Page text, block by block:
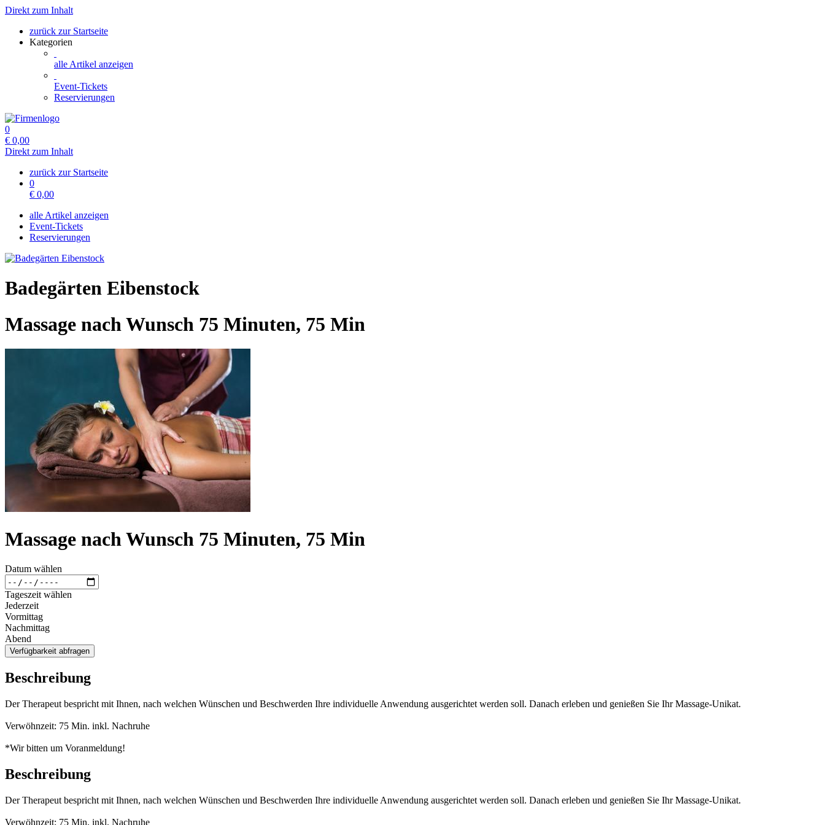
Direkt zum Inhalt
zurück zur Startseite
Kategorien
alle Artikel anzeigen
Event-Tickets
Reservierungen
0
€ 0,00
Direkt zum Inhalt
zurück zur Startseite
0
€ 0,00
alle Artikel anzeigen
Event-Tickets
Reservierungen
Badegärten Eibenstock
Massage nach Wunsch 75 Minuten, 75 Min
Massage nach Wunsch 75 Minuten, 75 Min
Datum wählen
Tageszeit wählen
Jederzeit
Vormittag
Nachmittag
Abend
Verfügbarkeit abfragen
Beschreibung
Der Therapeut bespricht mit Ihnen, nach welchen Wünschen und Beschwerden Ihre individuelle Anwendung ausgerichtet werden soll. Danach erleben und genießen Sie Ihr Massage-Unikat.
Verwöhnzeit: 75 Min. inkl. Nachruhe
*Wir bitten um Voranmeldung!
Beschreibung
Der Therapeut bespricht mit Ihnen, nach welchen Wünschen und Beschwerden Ihre individuelle Anwendung ausgerichtet werden soll. Danach erleben und genießen Sie Ihr Massage-Unikat.
Verwöhnzeit: 75 Min. inkl. Nachruhe